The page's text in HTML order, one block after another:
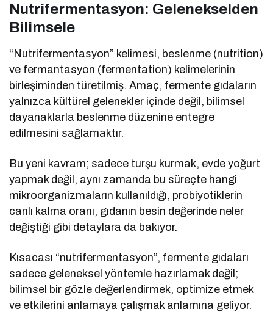
Nutrifermentasyon: Gelenekselden
Bilimsele
“Nutrifermentasyon” kelimesi, beslenme (nutrition)
ve fermantasyon (fermentation) kelimelerinin
birleşiminden türetilmiş. Amaç, fermente gıdaların
yalnızca kültürel gelenekler içinde değil, bilimsel
dayanaklarla beslenme düzenine entegre
edilmesini sağlamaktır.
Bu yeni kavram; sadece turşu kurmak, evde yoğurt
yapmak değil, aynı zamanda bu süreçte hangi
mikroorganizmaların kullanıldığı, probiyotiklerin
canlı kalma oranı, gıdanın besin değerinde neler
değiştiği gibi detaylara da bakıyor.
Kısacası “nutrifermentasyon”, fermente gıdaları
sadece geleneksel yöntemle hazırlamak değil;
bilimsel bir gözle değerlendirmek, optimize etmek
ve etkilerini anlamaya çalışmak anlamına geliyor.